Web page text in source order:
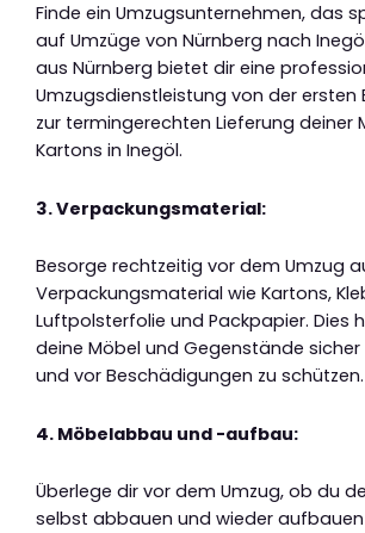
Finde ein Umzugsunternehmen, das
auf Umzüge von Nürnberg nach
aus Nürnberg bietet dir eine
Umzugsdienstleistung von der ersten
zur termingerechten Lieferung deiner
Kartons in Inegöl.
3. Verpackungsmaterial:
Besorge rechtzeitig vor dem Umzug
Verpackungsmaterial wie Kartons,
Luftpolsterfolie und Packpapier. Dies
deine Möbel und Gegenstände sicher
und vor Beschädigungen zu schützen.
4. Möbelabbau und -aufbau:
Überlege dir vor dem Umzug, ob du
selbst abbauen und wieder